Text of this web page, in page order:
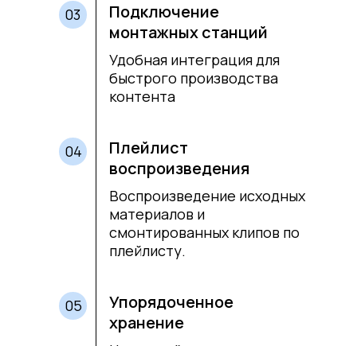
Подключение
монтажных станций
Удобная интеграция для
быстрого производства
контента
Упорядоченное
хранение
Воспроизведение исходных
материалов и
смонтированных клипов по
плейлисту.
Плейлист
воспроизведения
03
04
05
Архитектура позволяет
гибко управлять и
конкретные требования
Решение может быть
масштабировано
с использованием нескольких
видеосерверов, центрального
независимого хранилища
медиаматериалов, гибридной
и медиапотоков из IP-сети.
С учетом специфики процессов
производства в состав решения
включены доступные инструменты